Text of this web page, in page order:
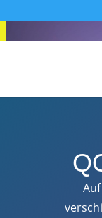
Travel
Home &